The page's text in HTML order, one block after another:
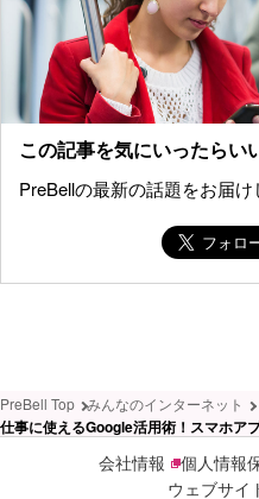
この記事を気にいったらい
PreBellの最新の話題をお届け
PreBell Top みんなのインターネット
仕事に使えるGoogle活用術！スマホア
会社情報
個人情報
ウェブサイ